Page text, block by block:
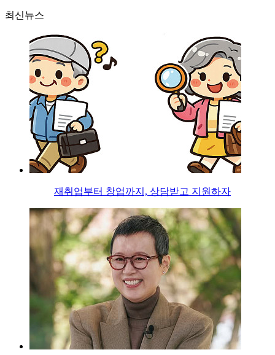
최신뉴스
재취업부터 창업까지, 상담받고 지원하자